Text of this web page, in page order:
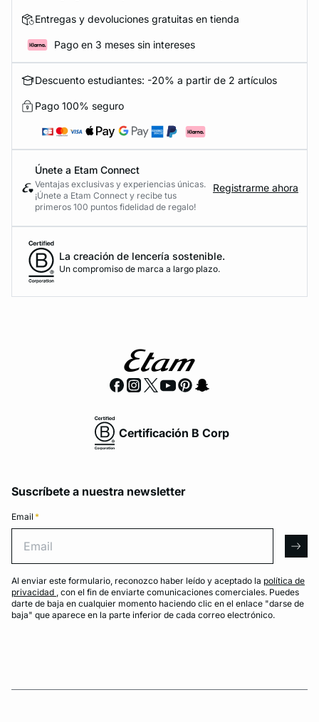
Entregas y devoluciones gratuitas en tienda
Pago en 3 meses sin intereses
Descuento estudiantes: -20% a partir de 2 artículos
Pago 100% seguro
Únete a Etam Connect
Ventajas exclusivas y experiencias únicas.
¡Únete a Etam Connect y recibe tus
primeros 100 puntos fidelidad de regalo!
Registrarme ahora
La creación de lencería sostenible.
Un compromiso de marca a largo plazo.
Certificación B Corp
Suscríbete a nuestra newsletter
Email *
Al enviar este formulario, reconozco haber leído y aceptado la política de
privacidad , con el fin de enviarte comunicaciones comerciales. Puedes
darte de baja en cualquier momento haciendo clic en el enlace "darse de
baja" que aparece en la parte inferior de cada correo electrónico.